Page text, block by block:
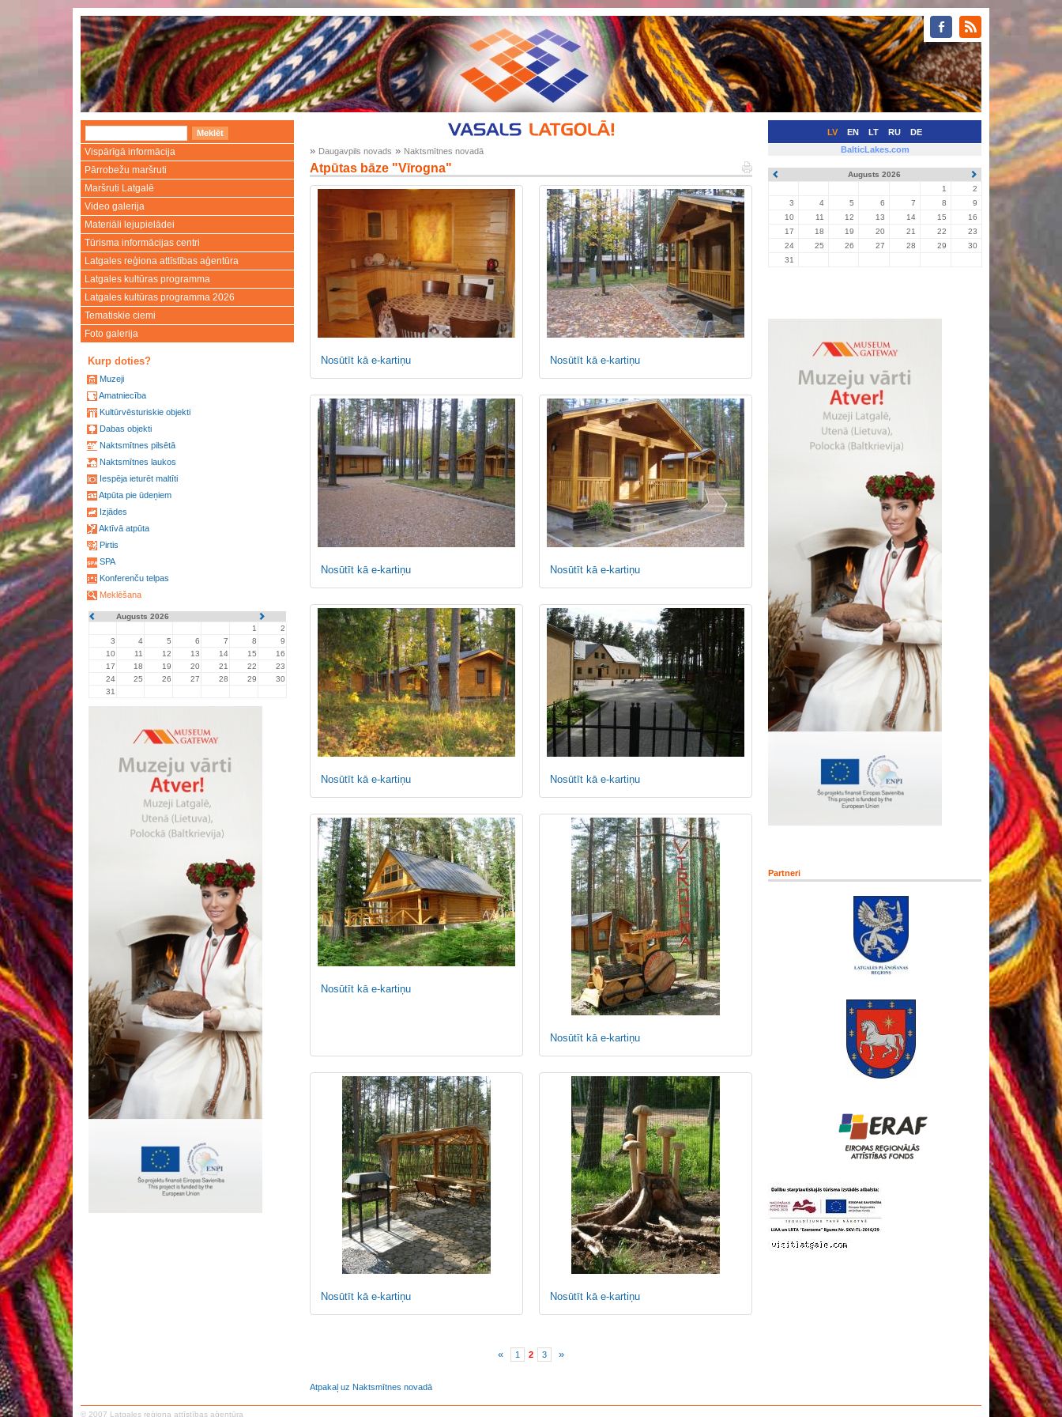
LV EN LT RU DE
Vispārīgā informācija
Pārrobežu maršruti
Maršruti Latgalē
Video galerija
Materiāli lejupielādei
Tūrisma informācijas centri
Latgales reģiona attīstības aģentūra
Latgales kultūras programma
Latgales kultūras programma 2026
Tematiskie ciemi
Foto galerija
Kurp doties?
Muzeji
Amatniecība
Kultūrvēsturiskie objekti
Dabas objekti
Naktsmītnes pilsētā
Naktsmītnes laukos
Iespēja ieturēt maltīti
Atpūta pie ūdeņiem
Izjādes
Aktīvā atpūta
Pirtis
SPA
Konferenču telpas
Meklēšana
Augusts 2026
1
2
3
4 5 6 7 8
9
10
11 12 13 14 15
16
17
18 19 20 21 22
23
24
25 26 27 28 29
30
31
» Daugavpils novads » Naktsmītnes novadā
Atpūtas bāze "Vīrogna"
Nosūtīt kā e-kartiņu Nosūtīt kā e-kartiņu
Nosūtīt kā e-kartiņu Nosūtīt kā e-kartiņu
Nosūtīt kā e-kartiņu Nosūtīt kā e-kartiņu
Nosūtīt kā e-kartiņu
Nosūtīt kā e-kartiņu
Nosūtīt kā e-kartiņu Nosūtīt kā e-kartiņu
« 1 2 3 »
Atpakaļ uz Naktsmītnes novadā
BalticLakes.com
Augusts 2026
1
2
3
4 5 6 7 8
9
10
11 12 13 14 15
16
17
18 19 20 21 22
23
24
25 26 27 28 29
30
31
Partneri
© 2007 Latgales reģiona attīstības aģentūra